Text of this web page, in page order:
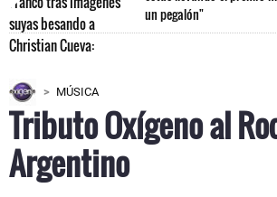
un pegalón"
MÚSICA
Tributo Oxígeno al
Argentino